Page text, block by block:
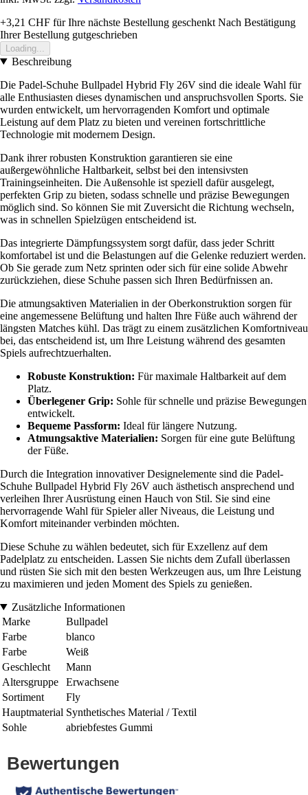
+3,21 CHF für Ihre nächste Bestellung geschenkt Nach Bestätigung
Ihrer Bestellung gutgeschrieben
Loading...
Beschreibung
Die Padel-Schuhe Bullpadel Hybrid Fly 26V sind die ideale Wahl für
alle Enthusiasten dieses dynamischen und anspruchsvollen Sports. Sie
wurden entwickelt, um hervorragenden Komfort und optimale
Leistung auf dem Platz zu bieten und vereinen fortschrittliche
Technologie mit modernem Design.
Dank ihrer robusten Konstruktion garantieren sie eine
außergewöhnliche Haltbarkeit, selbst bei den intensivsten
Trainingseinheiten. Die Außensohle ist speziell dafür ausgelegt,
perfekten Grip zu bieten, sodass schnelle und präzise Bewegungen
möglich sind. So können Sie mit Zuversicht die Richtung wechseln,
was in schnellen Spielzügen entscheidend ist.
Das integrierte Dämpfungssystem sorgt dafür, dass jeder Schritt
komfortabel ist und die Belastungen auf die Gelenke reduziert werden.
Ob Sie gerade zum Netz sprinten oder sich für eine solide Abwehr
zurückziehen, diese Schuhe passen sich Ihren Bedürfnissen an.
Die atmungsaktiven Materialien in der Oberkonstruktion sorgen für
eine angemessene Belüftung und halten Ihre Füße auch während der
längsten Matches kühl. Das trägt zu einem zusätzlichen Komfortniveau
bei, das entscheidend ist, um Ihre Leistung während des gesamten
Spiels aufrechtzuerhalten.
Robuste Konstruktion: Für maximale Haltbarkeit auf dem
Platz.
Überlegener Grip: Sohle für schnelle und präzise Bewegungen
entwickelt.
Bequeme Passform: Ideal für längere Nutzung.
Atmungsaktive Materialien: Sorgen für eine gute Belüftung
der Füße.
Durch die Integration innovativer Designelemente sind die Padel-
Schuhe Bullpadel Hybrid Fly 26V auch ästhetisch ansprechend und
verleihen Ihrer Ausrüstung einen Hauch von Stil. Sie sind eine
hervorragende Wahl für Spieler aller Niveaus, die Leistung und
Komfort miteinander verbinden möchten.
Diese Schuhe zu wählen bedeutet, sich für Exzellenz auf dem
Padelplatz zu entscheiden. Lassen Sie nichts dem Zufall überlassen
und rüsten Sie sich mit den besten Werkzeugen aus, um Ihre Leistung
zu maximieren und jeden Moment des Spiels zu genießen.
Zusätzliche Informationen
Marke
Bullpadel
Farbe
blanco
Farbe
Weiß
Geschlecht
Mann
Altersgruppe
Erwachsene
Sortiment
Fly
Hauptmaterial Synthetisches Material / Textil
Sohle
abriebfestes Gummi